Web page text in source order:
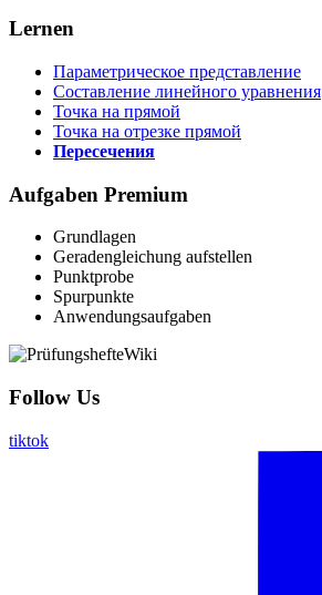
Lernen
Параметрическое представление
Составление линейного уравнения
Точка на прямой
Точка на отрезке прямой
Пересечения
Aufgaben Premium
Grundlagen
Geradengleichung aufstellen
Punktprobe
Spurpunkte
Anwendungsaufgaben
Follow Us
tiktok